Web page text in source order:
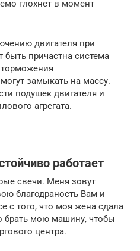
глохнет в момент
двигателя при
причастна система
замыкать на массу.
подушек двигателя и
агрегата.
работает
свечи. Меня зовут
благодраность Вам и
с того, что моя жена сдала
брать мою машину, чтобы
центра.